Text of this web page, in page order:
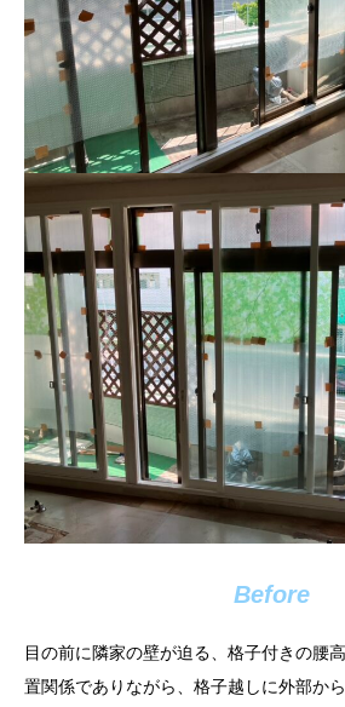
Before
目の前に隣家の壁が迫る、格子付きの腰
置関係でありながら、格子越しに外部か